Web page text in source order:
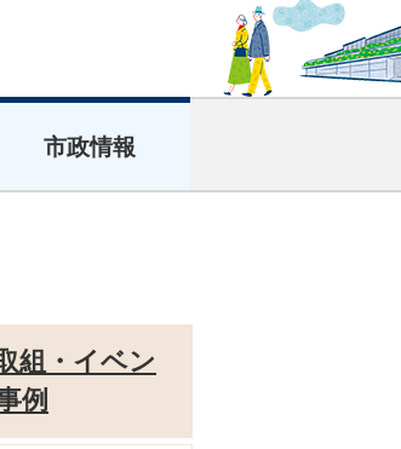
市政情報
組・イベン
例